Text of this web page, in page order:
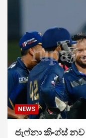
NEWS
ජැෆ්නා කිංග්ස්